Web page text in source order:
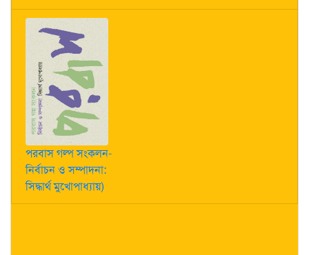
পরবাস গল্প সংকলন-
নির্বাচন ও সম্পাদনা:
সিদ্ধার্থ মুখোপাধ্যায়)